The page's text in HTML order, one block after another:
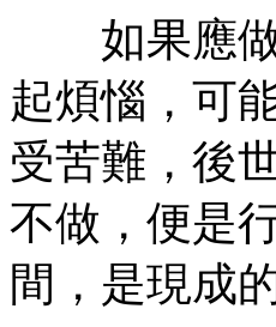
如果應做
起煩惱，可
受苦難，後
不做，便是
間，是現成